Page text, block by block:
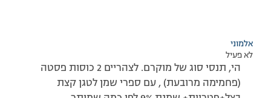
אלמוני
לא פעיל
הי, תנסי סוג של מוקרם. לצהריים 2 כוסות פסטה
(פחמימה מרובעת) , עם ספרי שמן לטגן קצת